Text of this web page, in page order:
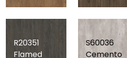
R20351
Flamed
S60036
Cemento